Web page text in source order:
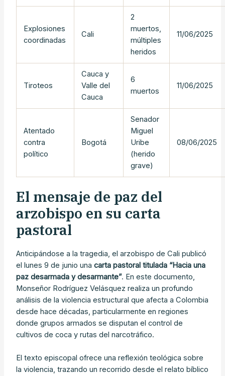
Explosiones
coordinadas
Cali
2
muertos,
múltiples
heridos
11/06/2025
Tiroteos
Cauca y
Valle del
Cauca
6
muertos
11/06/2025
Atentado
contra
político
Bogotá
Senador
Miguel
Uribe
(herido
grave)
08/06/2025
El mensaje de paz del
arzobispo en su carta
pastoral
Anticipándose a la tragedia, el arzobispo de Cali publicó
el lunes 9 de junio una carta pastoral titulada “Hacia una
paz desarmada y desarmante”. En este documento,
Monseñor Rodríguez Velásquez realiza un profundo
análisis de la violencia estructural que afecta a Colombia
desde hace décadas, particularmente en regiones
donde grupos armados se disputan el control de
cultivos de coca y rutas del narcotráfico.
El texto episcopal ofrece una reflexión teológica sobre
la violencia, trazando un recorrido desde el relato bíblico